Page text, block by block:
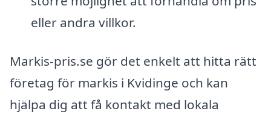
eller andra villkor.
Markis-pris.se gör det enkelt att hitta rätt
företag för markis i Kvidinge och kan
hjälpa dig att få kontakt med lokala